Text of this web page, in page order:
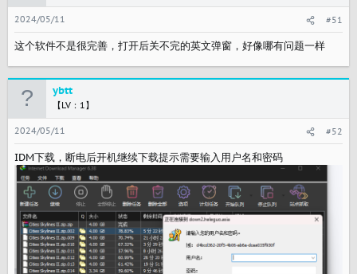
2024/05/11 #51
这个软件不是很完善，打开后关不完的英文弹窗，好像哪有问题一样
ybtt
【LV：1】
2024/05/11 #52
IDM下载，断电后开机继续下载提示需要输入用户名和密码